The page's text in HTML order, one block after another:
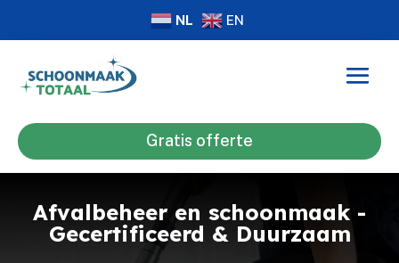
NL EN
Gratis offerte
Afvalbeheer en schoonmaak -
Gecertificeerd & Duurzaam